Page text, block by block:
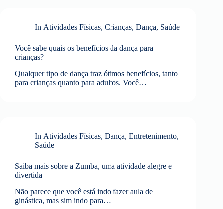
In Atividades Físicas,Crianças,Dança, Saúde
Você sabe quais os benefícios da dança para
crianças?
Qualquer tipo de dança traz ótimos benefícios, tanto
para crianças quanto para adultos. Você…
In Atividades Físicas,Dança,Entretenimento,
Saúde
Saiba mais sobre a Zumba, uma atividade alegre e
divertida
Não parece que você está indo fazer aula de
ginástica, mas sim indo para…